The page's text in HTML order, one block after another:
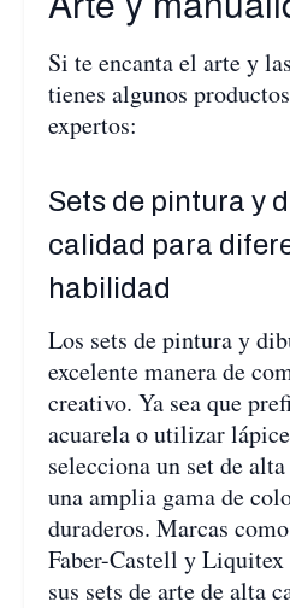
Si te encanta el arte y
tienes algunos
expertos:
Sets de pintura y
calidad para
habilidad
Los sets de pintura y
excelente manera de
creativo. Ya sea que
acuarela o utilizar
selecciona un set de
una amplia gama de
duraderos. Marcas
Faber-Castell y
sus sets de arte de alta